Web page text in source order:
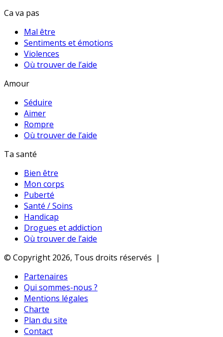
Ca va pas
Mal être
Sentiments et émotions
Violences
Où trouver de l’aide
Amour
Séduire
Aimer
Rompre
Où trouver de l’aide
Ta santé
Bien être
Mon corps
Puberté
Santé / Soins
Handicap
Drogues et addiction
Où trouver de l’aide
© Copyright 2026, Tous droits réservés |
Partenaires
Qui sommes-nous ?
Mentions légales
Charte
Plan du site
Contact